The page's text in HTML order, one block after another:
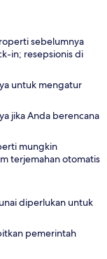
sebelumnya
in; resepsionis di
untuk mengatur
jika Anda berencana
mungkin
terjemahan otomatis
diperlukan untuk
pemerintah